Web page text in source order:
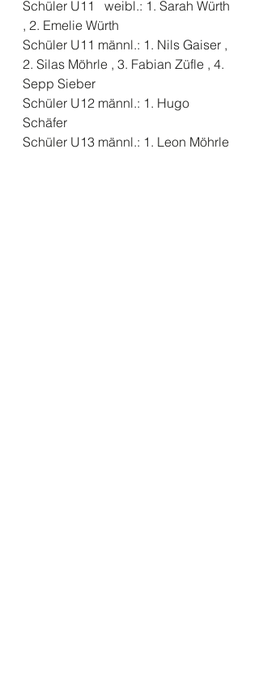
Schüler U11   weibl.: 1. Sarah Würth
, 2. Emelie Würth
Schüler U11 männl.: 1. Nils Gaiser ,
2. Silas Möhrle , 3. Fabian Züfle , 4.
Sepp Sieber
Schüler U12 männl.: 1. Hugo
Schäfer
Schüler U13 männl.: 1. Leon Möhrle